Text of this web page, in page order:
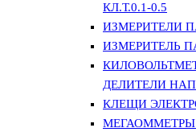
КЛ.Т.0.1-0.5
ИЗМЕРИТЕЛИ
ИЗМЕРИТЕЛЬ
ДЕЛИТЕЛИ
КЛЕЩИ
МЕГАОММЕТРЫ